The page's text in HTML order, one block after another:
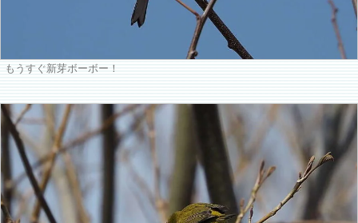
もうすぐ新芽ボーボー！